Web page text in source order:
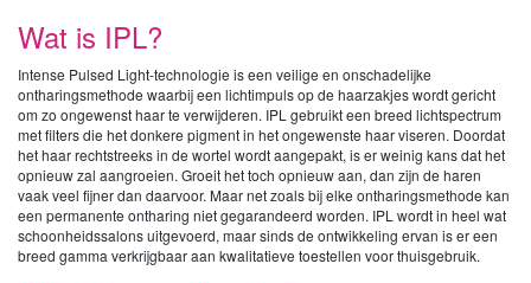
Wat is IPL?
Intense Pulsed Light-technologie is een veilige en onschadelijke
ontharingsmethode waarbij een lichtimpuls op de haarzakjes wordt gericht
om zo ongewenst haar te verwijderen. IPL gebruikt een breed lichtspectrum
met filters die het donkere pigment in het ongewenste haar viseren. Doordat
het haar rechtstreeks in de wortel wordt aangepakt, is er weinig kans dat het
opnieuw zal aangroeien. Groeit het toch opnieuw aan, dan zijn de haren
vaak veel fijner dan daarvoor. Maar net zoals bij elke ontharingsmethode kan
een permanente ontharing niet gegarandeerd worden. IPL wordt in heel wat
schoonheidssalons uitgevoerd, maar sinds de ontwikkeling ervan is er een
breed gamma verkrijgbaar aan kwalitatieve toestellen voor thuisgebruik.